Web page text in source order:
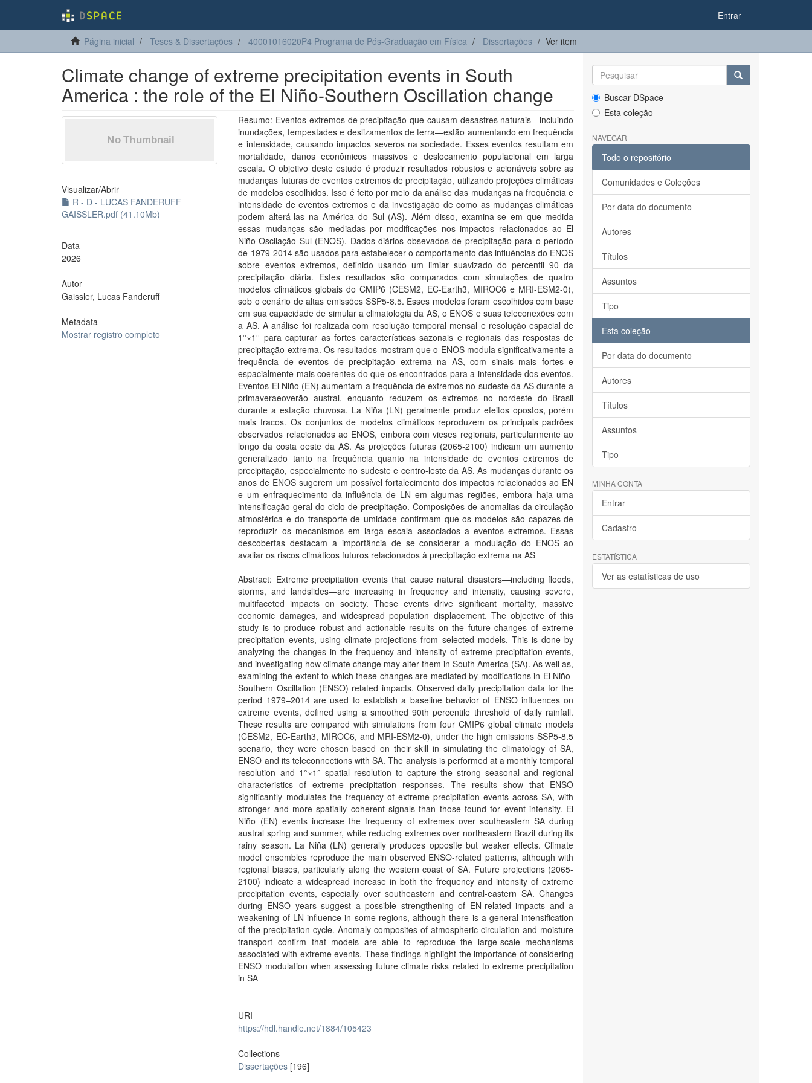
Entrar
Página inicial Teses & Dissertações 40001016020P4 Programa de Pós-Graduação em Física Dissertações Ver item
Climate change of extreme precipitation events in South
America : the role of the El Niño-Southern Oscillation change
Visualizar/Abrir
R - D - LUCAS FANDERUFF
GAISSLER.pdf (41.10Mb)
Data
2026
Autor
Gaissler, Lucas Fanderuff
Metadata
Mostrar registro completo
Resumo: Eventos extremos de precipitação que causam desastres naturais—incluindo
inundações, tempestades e deslizamentos de terra—estão aumentando em frequência
e intensidade, causando impactos severos na sociedade. Esses eventos resultam em
mortalidade, danos econômicos massivos e deslocamento populacional em larga
escala. O objetivo deste estudo é produzir resultados robustos e acionáveis sobre as
mudanças futuras de eventos extremos de precipitação, utilizando projeções climáticas
de modelos escolhidos. Isso é feito por meio da análise das mudanças na frequência e
intensidade de eventos extremos e da investigação de como as mudanças climáticas
podem alterá-las na América do Sul (AS). Além disso, examina-se em que medida
essas mudanças são mediadas por modificações nos impactos relacionados ao El
Niño-Oscilação Sul (ENOS). Dados diários obsevados de precipitação para o período
de 1979-2014 são usados para estabelecer o comportamento das influências do ENOS
sobre eventos extremos, definido usando um limiar suavizado do percentil 90 da
precipitação diária. Estes resultados são comparados com simulações de quatro
modelos climáticos globais do CMIP6 (CESM2, EC-Earth3, MIROC6 e MRI-ESM2-0),
sob o cenário de altas emissões SSP5-8.5. Esses modelos foram escolhidos com base
em sua capacidade de simular a climatologia da AS, o ENOS e suas teleconexões com
a AS. A análise foi realizada com resolução temporal mensal e resolução espacial de
1°×1° para capturar as fortes características sazonais e regionais das respostas de
precipitação extrema. Os resultados mostram que o ENOS modula significativamente a
frequência de eventos de precipitação extrema na AS, com sinais mais fortes e
espacialmente mais coerentes do que os encontrados para a intensidade dos eventos.
Eventos El Niño (EN) aumentam a frequência de extremos no sudeste da AS durante a
primaveraeoverão austral, enquanto reduzem os extremos no nordeste do Brasil
durante a estação chuvosa. La Niña (LN) geralmente produz efeitos opostos, porém
mais fracos. Os conjuntos de modelos climáticos reproduzem os principais padrões
observados relacionados ao ENOS, embora com vieses regionais, particularmente ao
longo da costa oeste da AS. As projeções futuras (2065-2100) indicam um aumento
generalizado tanto na frequência quanto na intensidade de eventos extremos de
precipitação, especialmente no sudeste e centro-leste da AS. As mudanças durante os
anos de ENOS sugerem um possível fortalecimento dos impactos relacionados ao EN
e um enfraquecimento da influência de LN em algumas regiões, embora haja uma
intensificação geral do ciclo de precipitação. Composições de anomalias da circulação
atmosférica e do transporte de umidade confirmam que os modelos são capazes de
reproduzir os mecanismos em larga escala associados a eventos extremos. Essas
descobertas destacam a importância de se considerar a modulação do ENOS ao
avaliar os riscos climáticos futuros relacionados à precipitação extrema na AS
Abstract: Extreme precipitation events that cause natural disasters—including floods,
storms, and landslides—are increasing in frequency and intensity, causing severe,
multifaceted impacts on society. These events drive significant mortality, massive
economic damages, and widespread population displacement. The objective of this
study is to produce robust and actionable results on the future changes of extreme
precipitation events, using climate projections from selected models. This is done by
analyzing the changes in the frequency and intensity of extreme precipitation events,
and investigating how climate change may alter them in South America (SA). As well as,
examining the extent to which these changes are mediated by modifications in El Niño-
Southern Oscillation (ENSO) related impacts. Observed daily precipitation data for the
period 1979–2014 are used to establish a baseline behavior of ENSO influences on
extreme events, defined using a smoothed 90th percentile threshold of daily rainfall.
These results are compared with simulations from four CMIP6 global climate models
(CESM2, EC-Earth3, MIROC6, and MRI-ESM2-0), under the high emissions SSP5-8.5
scenario, they were chosen based on their skill in simulating the climatology of SA,
ENSO and its teleconnections with SA. The analysis is performed at a monthly temporal
resolution and 1°×1° spatial resolution to capture the strong seasonal and regional
characteristics of extreme precipitation responses. The results show that ENSO
significantly modulates the frequency of extreme precipitation events across SA, with
stronger and more spatially coherent signals than those found for event intensity. El
Niño (EN) events increase the frequency of extremes over southeastern SA during
austral spring and summer, while reducing extremes over northeastern Brazil during its
rainy season. La Niña (LN) generally produces opposite but weaker effects. Climate
model ensembles reproduce the main observed ENSO-related patterns, although with
regional biases, particularly along the western coast of SA. Future projections (2065-
2100) indicate a widespread increase in both the frequency and intensity of extreme
precipitation events, especially over southeastern and central-eastern SA. Changes
during ENSO years suggest a possible strengthening of EN-related impacts and a
weakening of LN influence in some regions, although there is a general intensification
of the precipitation cycle. Anomaly composites of atmospheric circulation and moisture
transport confirm that models are able to reproduce the large-scale mechanisms
associated with extreme events. These findings highlight the importance of considering
ENSO modulation when assessing future climate risks related to extreme precipitation
in SA
URI
https://hdl.handle.net/1884/105423
Collections
Dissertações [196]
Buscar DSpace
Esta coleção
NAVEGAR
Todo o repositório
Comunidades e Coleções
Por data do documento
Autores
Títulos
Assuntos
Tipo
Esta coleção
Por data do documento
Autores
Títulos
Assuntos
Tipo
MINHA CONTA
Entrar
Cadastro
ESTATÍSTICA
Ver as estatísticas de uso